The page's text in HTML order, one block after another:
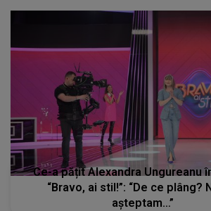
Ce-a pățit Alexandra Ungureanu
“Bravo, ai stil!”: “De ce plâng?
așteptam…”